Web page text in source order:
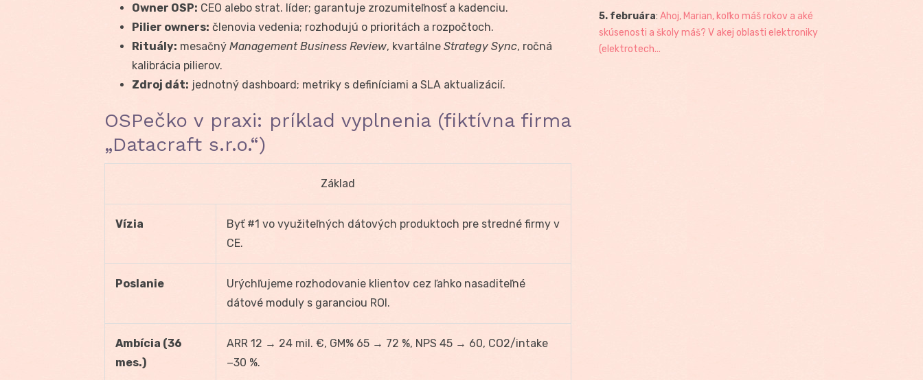
Owner OSP: CEO alebo strat. líder; garantuje zrozumiteľnosť a kadenciu.
Pilier owners: členovia vedenia; rozhodujú o prioritách a rozpočtoch.
Rituály: mesačný Management Business Review, kvartálne Strategy Sync, ročná
kalibrácia pilierov.
Zdroj dát: jednotný dashboard; metriky s definíciami a SLA aktualizácií.
OSPečko v praxi: príklad vyplnenia (fiktívna firma
„Datacraft s.r.o.“)
Základ
Vízia
Byť #1 vo využiteľných dátových produktoch pre stredné firmy v
CE.
Poslanie
Urýchľujeme rozhodovanie klientov cez ľahko nasaditeľné
dátové moduly s garanciou ROI.
Ambícia (36
mes.)
ARR 12 → 24 mil. €, GM% 65 → 72 %, NPS 45 → 60, CO2/intake
−30 %.
5. februára: Ahoj, Marian, koľko máš rokov a aké
skúsenosti a školy máš? V akej oblasti elektroniky
(elektrotech...